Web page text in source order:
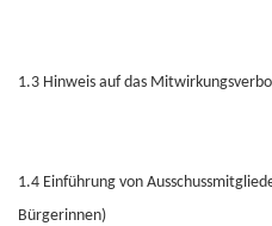
1.3 Hinweis auf das
1.4 Einführung von
Bürgerinnen)